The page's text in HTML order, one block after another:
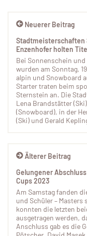
Älterer Beitrag
Gelungener
Cups 2023
Am Samstag fanden
und Schüler –
konnten die letzten
ausgetragen werden,
Anschluss gab es die
Neuerer Beitrag
Stadtmeisterschaften
Enzenhofer holten
Bei Sonnenschein
wurden am Sonntag,
alpin und Snowboard
Starter traten beim
Sternstein an. Die
Lena Brandstätter
(Snowboard), in der
(Ski) und Gerald